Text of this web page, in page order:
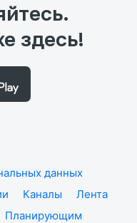
здесь!
данных
Каналы
Лента
Планирующим